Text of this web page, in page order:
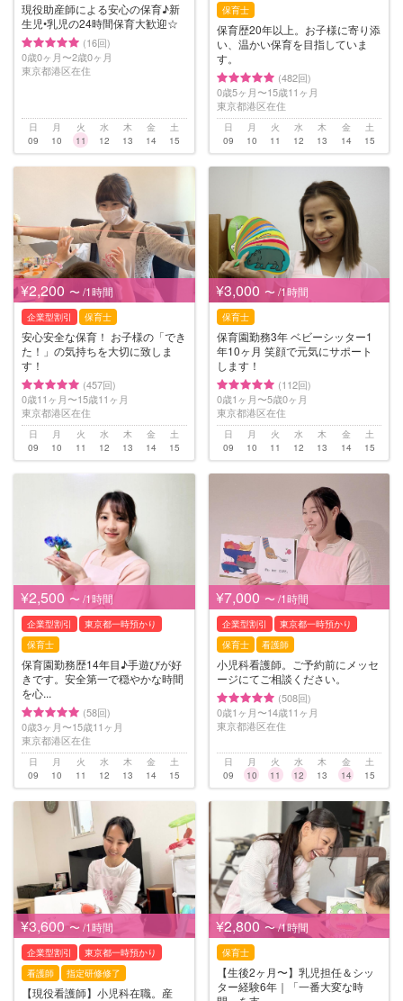
現役助産師による安心の保育♪︎新
生児•乳児の24時間保育大歓迎☆
(16回)
0歳0ヶ月〜2歳0ヶ月
東京都港区在住
日
09
月
10
火
11
水
12
木
13
金
14
土
15
保育士
保育歴20年以上。お子様に寄り添
い、温かい保育を目指していま
す。
(482回)
0歳5ヶ月〜15歳11ヶ月
東京都港区在住
日
09
月
10
火
11
水
12
木
13
金
14
土
15
¥2,200 〜 /1時間
企業型割引 保育士
安心安全な保育！ お子様の「でき
た！」の気持ちを大切に致しま
す！
(457回)
0歳11ヶ月〜15歳11ヶ月
東京都港区在住
日
09
月
10
火
11
水
12
木
13
金
14
土
15
¥3,000 〜 /1時間
保育士
保育園勤務3年 ベビーシッター1
年10ヶ月 笑顔で元気にサポート
します！
(112回)
0歳1ヶ月〜5歳0ヶ月
東京都港区在住
日
09
月
10
火
11
水
12
木
13
金
14
土
15
¥2,500 〜 /1時間
企業型割引
東京都一時預かり
保育士
保育園勤務歴14年目♪手遊びが好
きです。安全第一で穏やかな時間
を心...
(58回)
0歳3ヶ月〜15歳11ヶ月
東京都港区在住
日
09
月
10
火
11
水
12
木
13
金
14
土
15
¥7,000 〜 /1時間
企業型割引
東京都一時預かり
保育士
看護師
小児科看護師。ご予約前にメッセ
ージにてご相談ください。
(508回)
0歳1ヶ月〜14歳11ヶ月
東京都港区在住
日
09
月
10
火
11
水
12
木
13
金
14
土
15
¥3,600 〜 /1時間
企業型割引
東京都一時預かり
看護師
指定研修修了
【現役看護師】小児科在職。産
¥2,800 〜 /1時間
保育士
【生後2ヶ月〜】乳児担任＆シッ
ター経験6年｜「一番大変な時